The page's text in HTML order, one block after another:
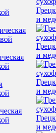
и
и
и
и